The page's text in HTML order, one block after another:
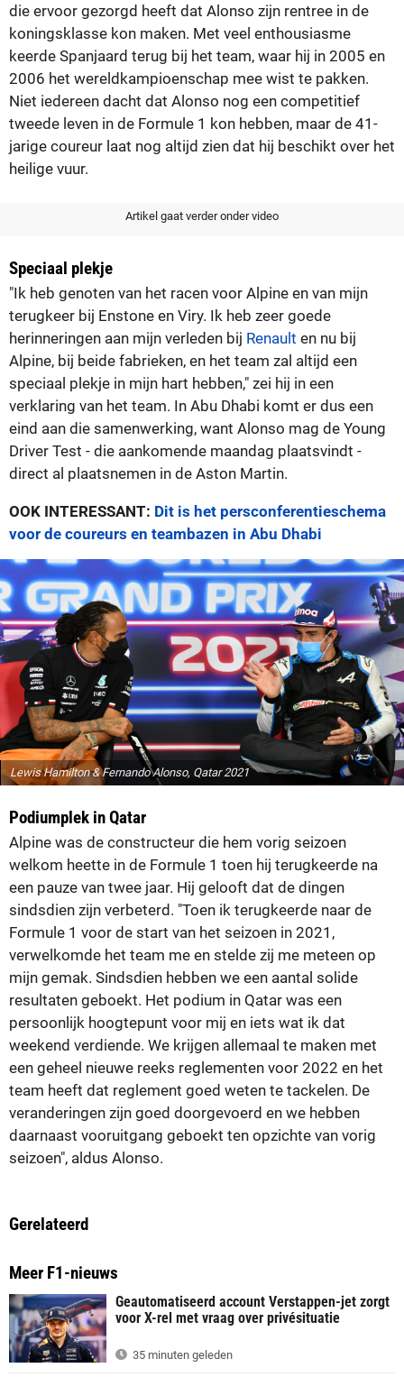
die ervoor gezorgd heeft dat Alonso zijn rentree in de
koningsklasse kon maken. Met veel enthousiasme
keerde Spanjaard terug bij het team, waar hij in 2005 en
2006 het wereldkampioenschap mee wist te pakken.
Niet iedereen dacht dat Alonso nog een competitief
tweede leven in de Formule 1 kon hebben, maar de 41-
jarige coureur laat nog altijd zien dat hij beschikt over het
heilige vuur.
Artikel gaat verder onder video
Speciaal plekje
"Ik heb genoten van het racen voor Alpine en van mijn
terugkeer bij Enstone en Viry. Ik heb zeer goede
herinneringen aan mijn verleden bij Renault en nu bij
Alpine, bij beide fabrieken, en het team zal altijd een
speciaal plekje in mijn hart hebben," zei hij in een
verklaring van het team. In Abu Dhabi komt er dus een
eind aan die samenwerking, want Alonso mag de Young
Driver Test - die aankomende maandag plaatsvindt -
direct al plaatsnemen in de Aston Martin.
OOK INTERESSANT: Dit is het persconferentieschema
voor de coureurs en teambazen in Abu Dhabi
Lewis Hamilton & Fernando Alonso, Qatar 2021
Podiumplek in Qatar
Alpine was de constructeur die hem vorig seizoen
welkom heette in de Formule 1 toen hij terugkeerde na
een pauze van twee jaar. Hij gelooft dat de dingen
sindsdien zijn verbeterd. "Toen ik terugkeerde naar de
Formule 1 voor de start van het seizoen in 2021,
verwelkomde het team me en stelde zij me meteen op
mijn gemak. Sindsdien hebben we een aantal solide
resultaten geboekt. Het podium in Qatar was een
persoonlijk hoogtepunt voor mij en iets wat ik dat
weekend verdiende. We krijgen allemaal te maken met
een geheel nieuwe reeks reglementen voor 2022 en het
team heeft dat reglement goed weten te tackelen. De
veranderingen zijn goed doorgevoerd en we hebben
daarnaast vooruitgang geboekt ten opzichte van vorig
seizoen", aldus Alonso.
Gerelateerd
Meer F1-nieuws
Geautomatiseerd account Verstappen-jet zorgt
voor X-rel met vraag over privésituatie
35 minuten geleden